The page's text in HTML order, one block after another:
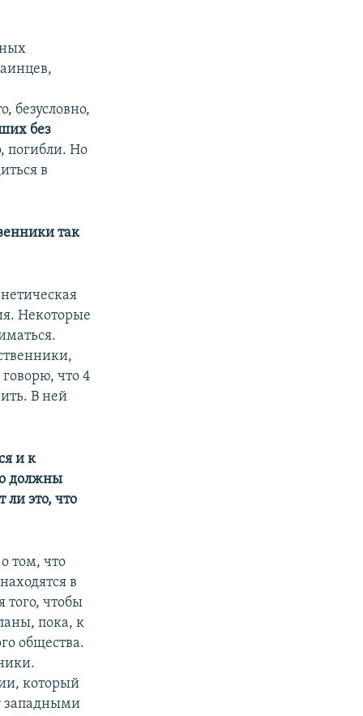
безусловно,
без
погибли. Но
в
так
Некоторые
что 4
В ней
и к
должны
ли это, что
том, что
в
того, чтобы
пока, к
общества.
который
западными